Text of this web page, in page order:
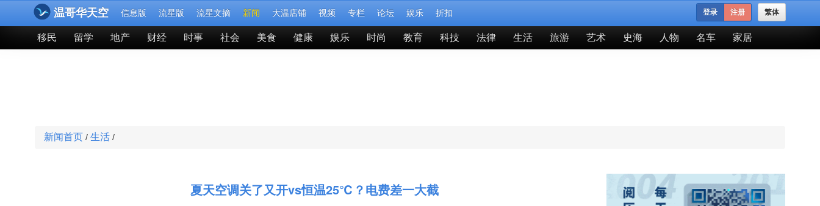
温哥华天空 信息版 流星版 流星文摘 新闻 大温店铺 视频 专栏 论坛 娱乐 折扣 繁体
登录 注册
移民 留学 地产 财经 时事 社会 美食 健康 娱乐 时尚 教育 科技 法律 生活 旅游 艺术 史海 人物 名车 家居
新闻首页 / 生活 /
夏天空调关了又开vs恒温25℃？电费差一大截